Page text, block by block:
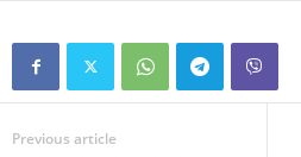
Previous article